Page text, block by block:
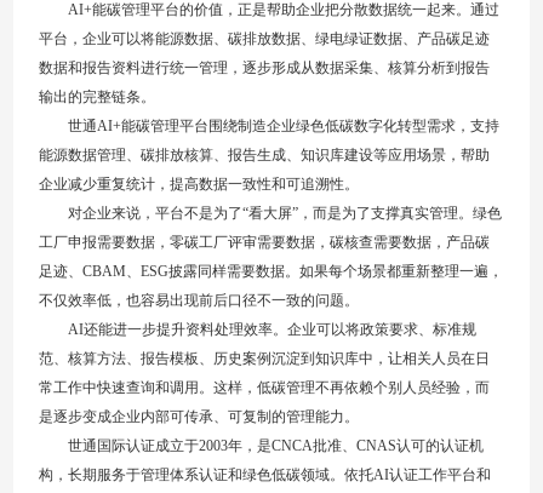
AI+能碳管理平台的价值，正是帮助企业把分散数据统一起来。通过
平台，企业可以将能源数据、碳排放数据、绿电绿证数据、产品碳足迹
数据和报告资料进行统一管理，逐步形成从数据采集、核算分析到报告
输出的完整链条。
世通AI+能碳管理平台围绕制造企业绿色低碳数字化转型需求，支持
能源数据管理、碳排放核算、报告生成、知识库建设等应用场景，帮助
企业减少重复统计，提高数据一致性和可追溯性。
对企业来说，平台不是为了“看大屏”，而是为了支撑真实管理。绿色
工厂申报需要数据，零碳工厂评审需要数据，碳核查需要数据，产品碳
足迹、CBAM、ESG披露同样需要数据。如果每个场景都重新整理一遍，
不仅效率低，也容易出现前后口径不一致的问题。
AI还能进一步提升资料处理效率。企业可以将政策要求、标准规
范、核算方法、报告模板、历史案例沉淀到知识库中，让相关人员在日
常工作中快速查询和调用。这样，低碳管理不再依赖个别人员经验，而
是逐步变成企业内部可传承、可复制的管理能力。
世通国际认证成立于2003年，是CNCA批准、CNAS认可的认证机
构，长期服务于管理体系认证和绿色低碳领域。依托AI认证工作平台和